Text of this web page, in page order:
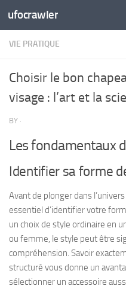
Skip to content
ufocrawler
VIE PRATIQUE
Choisir le bon
visage : l’art et la
BY ·
Les fondamentaux
Identifier sa forme
Avant de plonger dans
essentiel d’identifier votre
un choix de style ordinaire en
ou femme, le style peut être
compréhension. Savoir
structuré vous donne un
sélectionner un accessoire